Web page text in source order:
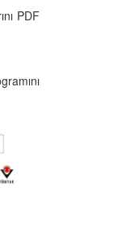
PDF